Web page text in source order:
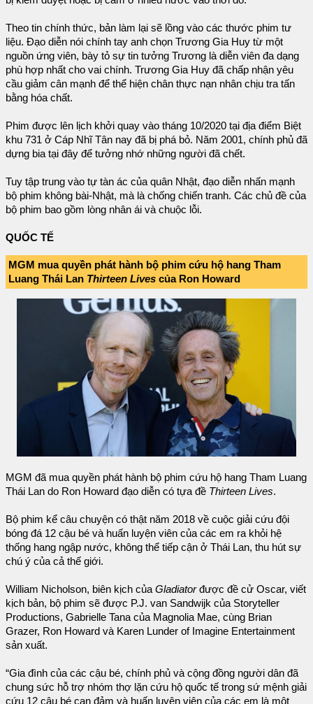
Theo tin chính thức, bản làm lại sẽ lồng vào các thước phim tư
liệu. Đạo diễn nói chính tay anh chọn Trương Gia Huy từ một
nguồn ứng viên, bày tỏ sự tin tưởng Trương là diễn viên đa dạng
phù hợp nhất cho vai chính. Trương Gia Huy đã chấp nhận yêu
cầu giảm cân mạnh để thể hiện chân thực nạn nhân chịu tra tấn
bằng hóa chất.
Phim được lên lịch khởi quay vào tháng 10/2020 tại địa điểm Biệt
khu 731 ở Cáp Nhĩ Tân nay đã bị phá bỏ. Năm 2001, chính phủ đã
dựng bia tại đây để tưởng nhớ những người đã chết.
Tuy tập trung vào tự tàn ác của quân Nhật, đạo diễn nhấn mạnh
bộ phim không bài-Nhật, mà là chống chiến tranh. Các chủ đề của
bộ phim bao gồm lòng nhân ái và chuộc lỗi.
QUỐC TẾ
MGM mua quyền phát hành bộ phim cứu hộ hang Tham
Luang Thái Lan Thirteen Lives của Ron Howard
MGM đã mua quyền phát hành bộ phim cứu hộ hang Tham Luang
Thái Lan do Ron Howard đạo diễn có tựa đề Thirteen Lives.
Bộ phim kể câu chuyện có thật năm 2018 về cuộc giải cứu đội
bóng đá 12 cậu bé và huấn luyện viên của các em ra khỏi hệ
thống hang ngập nước, không thể tiếp cận ở Thái Lan, thu hút sự
chú ý của cả thế giới.
William Nicholson, biên kịch của Gladiatorđược đề cử Oscar, viết
kịch bản, bộ phim sẽ được P.J. van Sandwijk của Storyteller
Productions, Gabrielle Tana của Magnolia Mae, cùng Brian
Grazer, Ron Howard và Karen Lunder of Imagine Entertainment
sản xuất.
“Gia đình của các cậu bé, chính phủ và cộng đồng người dân đã
chung sức hỗ trợ nhóm thợ lặn cứu hộ quốc tế trong sứ mệnh giải
cứu 12 cậu bé can đảm và huấn luyện viên của các em là một